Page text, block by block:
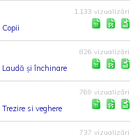
Copii
1.133 vizualizări
Laudă și închinare
826 vizualizări
Trezire si veghere
769 vizualizări
737 vizualizări